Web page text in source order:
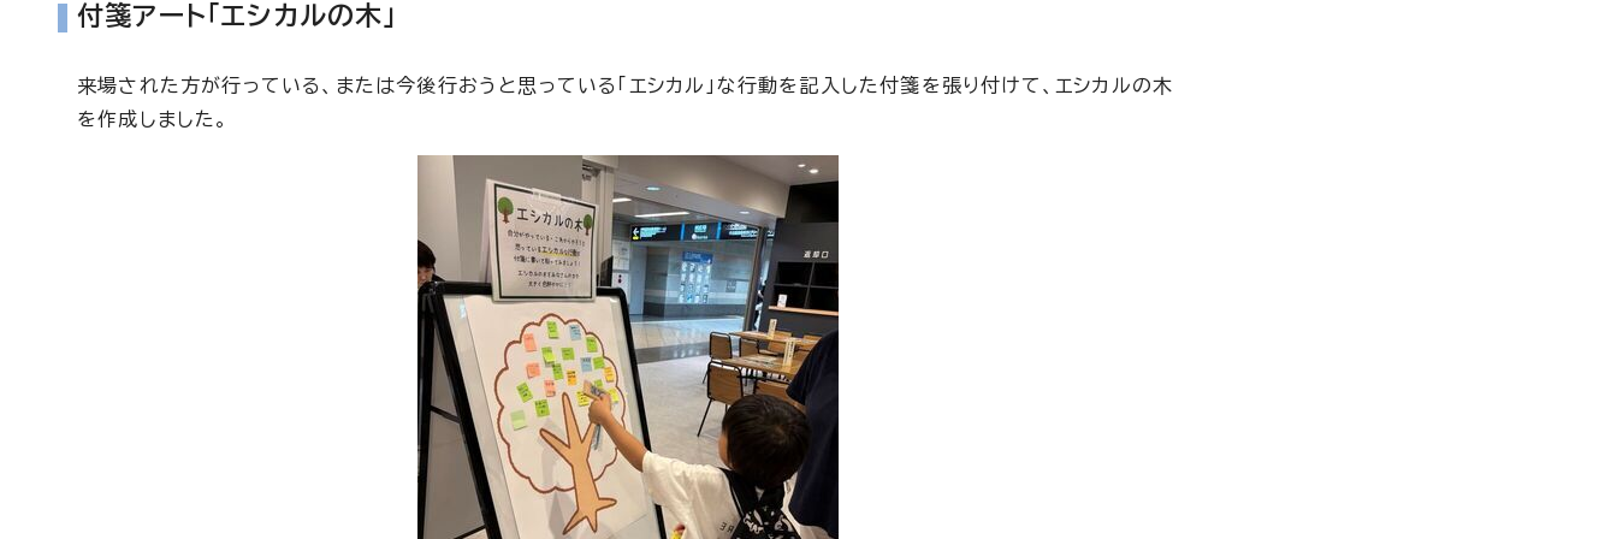
付箋アート「エシカルの木」
来場された方が行っている、または今後行おうと思っている「エシカル」な行動を記入した付箋を張り付けて、エシカルの木
を作成しました。